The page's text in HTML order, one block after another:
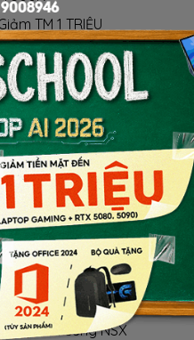
TM 1 TRIỆU
và vệ sinh máy.
và Software khi nâng cấp
Thùng hộp NSX
& LAPTOPNEW
lỗi phần cứng NSX